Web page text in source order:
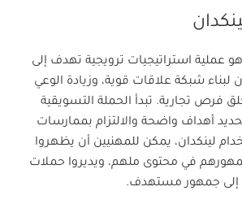
عملية استراتيجيات ترويجية تهدف إلى
لبناء شبكة علاقات قوية، وزيادة الوعي
فرص تجارية. تبدأ الحملة التسويقية
أهداف واضحة والالتزام بممارسات
لينكدان، يمكن للمهنيين أن يظهروا
في محتوى ملهم، ويديروا حملات
إلى جمهور مستهدف.